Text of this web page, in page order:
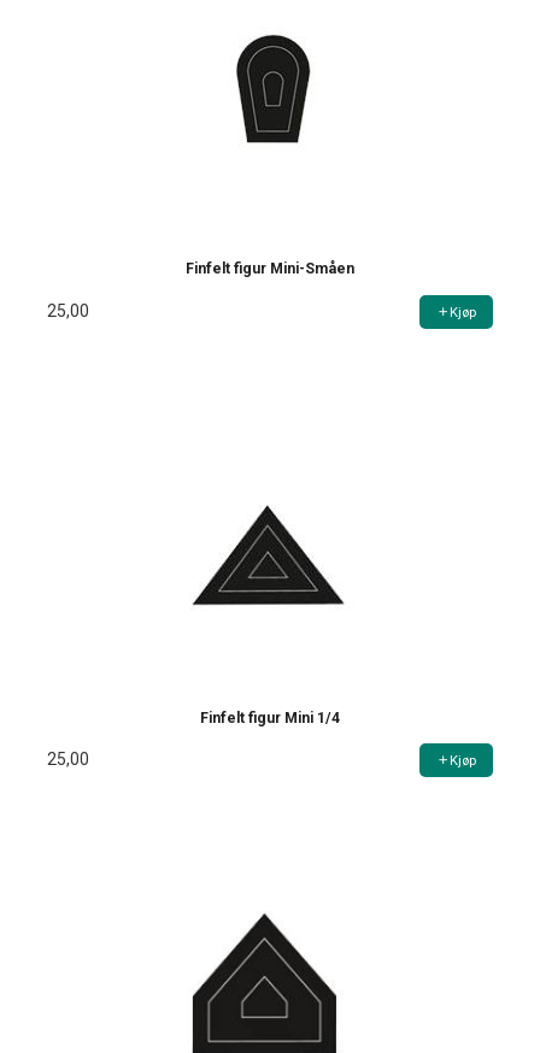
Finfelt figur Mini-Småen
25,00 Kjøp
Finfelt figur Mini 1/4
25,00 Kjøp